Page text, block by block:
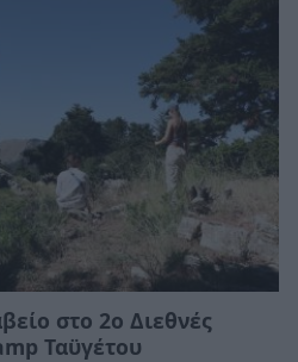
στο 2ο Διεθνές
Ταϋγέτου